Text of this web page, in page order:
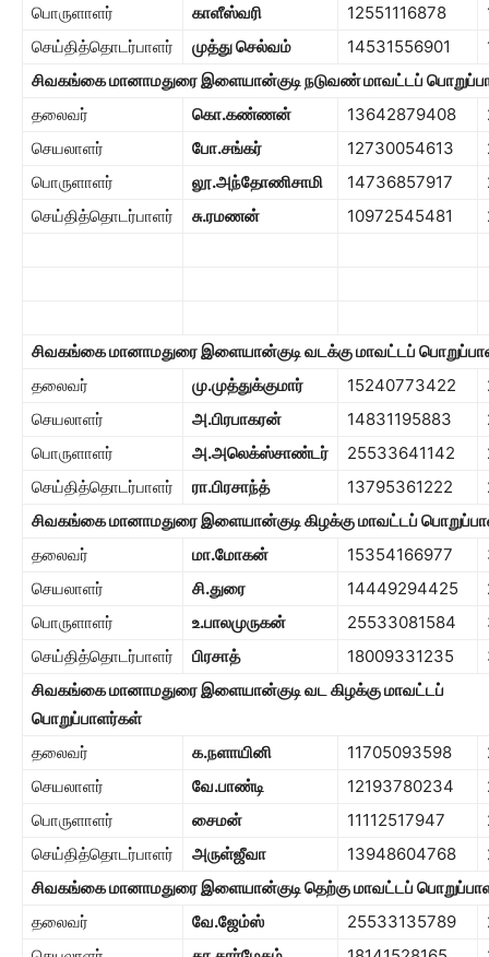
பொருளாளர்
காளீஸ்வரி 12551116878
செய்தித்தொடர்பாளர்
முத்து செல்வம் 14531556901
சிவகங்கை மானாமதுரை இளையான்குடி நடுவண் மாவட்டப்
தலைவர்
கொ.கண்ணன் 13642879408
செயலாளர்
போ.சங்கர் 12730054613
பொருளாளர்
லூ.அந்தோணிசாமி 14736857917
செய்தித்தொடர்பாளர்
சு.ரமணன் 10972545481
சிவகங்கை மானாமதுரை இளையான்குடி வடக்கு மாவட்டப்
தலைவர்
மு.முத்துக்குமார் 15240773422
செயலாளர்
அ.பிரபாகரன் 14831195883
பொருளாளர்
அ.அலெக்ஸ்சாண்டர் 25533641142
செய்தித்தொடர்பாளர்
ரா.பிரசாந்த் 13795361222
சிவகங்கை மானாமதுரை இளையான்குடி கிழக்கு மாவட்டப்
தலைவர்
மா.மோகன் 15354166977
செயலாளர்
சி.துரை 14449294425
பொருளாளர்
உ.பாலமுருகன் 25533081584
செய்தித்தொடர்பாளர்
பிரசாத் 18009331235
சிவகங்கை மானாமதுரை இளையான்குடி வட கிழக்கு மாவட்டப்
பொறுப்பாளர்கள்
தலைவர்
க.நளாயினி 11705093598
செயலாளர்
வே.பாண்டி 12193780234
பொருளாளர்
சைமன் 11112517947
செய்தித்தொடர்பாளர்
அருள்ஜீவா 13948604768
சிவகங்கை மானாமதுரை இளையான்குடி தெற்கு மாவட்டப்
தலைவர்
வே.ஜேம்ஸ் 25533135789